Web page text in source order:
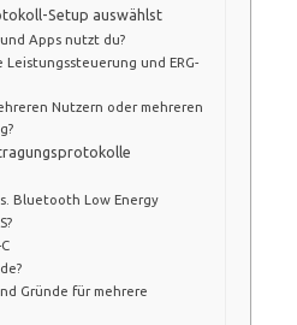
Setup auswählst
Apps nutzt du?
und ERG-
Nutzern oder mehreren
Bluetooth Low Energy
Gründe für mehrere